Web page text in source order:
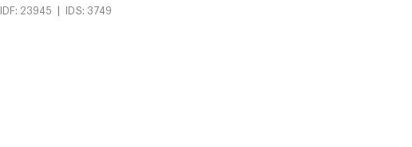
IDF: 23945 | IDS: 3749